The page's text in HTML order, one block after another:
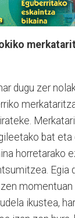
dugu zer
bat eta
horretarako
Egia
ikustea,